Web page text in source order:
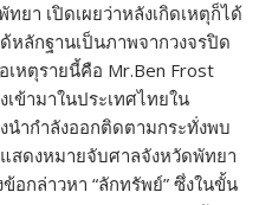
ยา เปิดเผยว่าหลังเกิดเหตุก็ได้
หลักฐานเป็นภาพจากวงจรปิด
หตุรายนี้คือ Mr.Ben Frost
ข้ามาในประเทศไทยใน
ำกำลังออกติดตามกระทั่งพบ
สดงหมายจับศาลจังหวัดพัทยา
กล่าวหา “ลักทรัพย์” ซึ่งในขั้น